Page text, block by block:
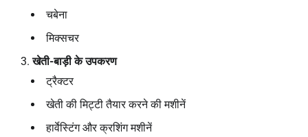
चबेना
मिक्सचर
खेती-बाड़ी के उपकरण
ट्रैक्टर
खेती की मिट्टी तैयार करने की मशीनें
हार्वेस्टिंग और क्रशिंग मशीनें